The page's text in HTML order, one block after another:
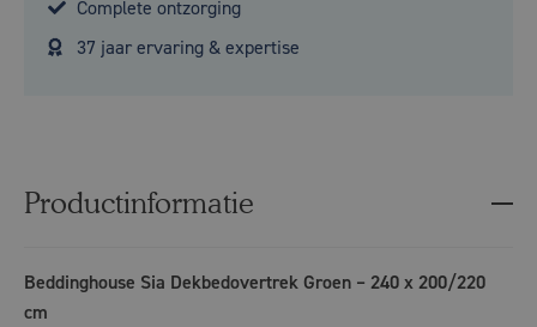
Complete ontzorging
37 jaar ervaring & expertise
Productinformatie
Beddinghouse Sia Dekbedovertrek Groen – 240 x 200/220
cm